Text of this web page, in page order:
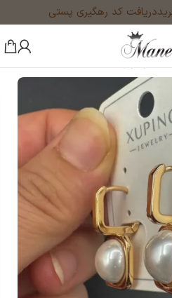
دریافت کد رهگیری پستی
گوشواره
×